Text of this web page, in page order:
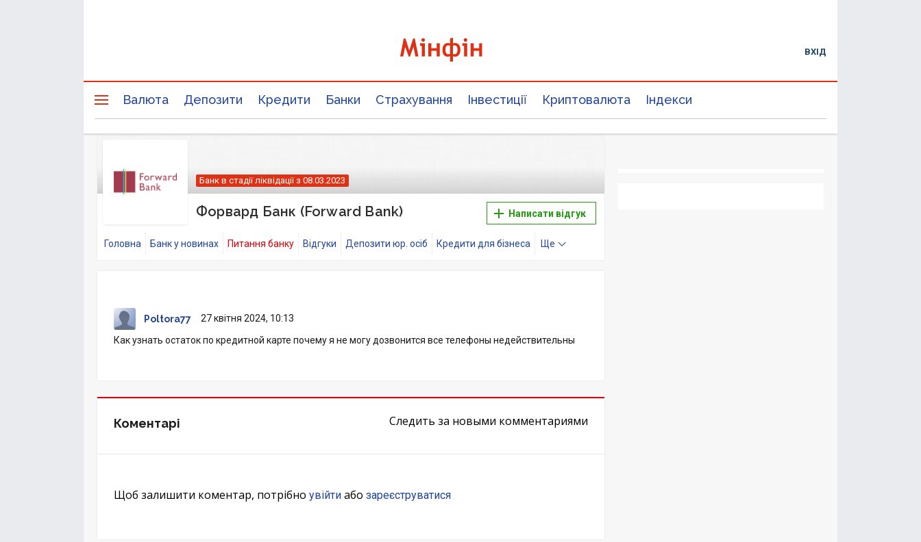
ВХІД
Валюта Депозити Кредити Банки Страхування Інвестиції Криптовалюта Індекси
Форвард Банк (Forward Bank)
Банк в стадії ліквідації з 08.03.2023
Написати відгук
Головна Банк у новинах Питання банку Відгуки Депозити юр. осіб Кредити для бізнеса Ще
Poltora77
27 квітня 2024, 10:13
Как узнать остаток по кредитной карте почему я не могу дозвонится все телефоны недействительны
Следить за новыми комментариями
Коментарі
Щоб залишити коментар, потрібно увійти або зареєструватися